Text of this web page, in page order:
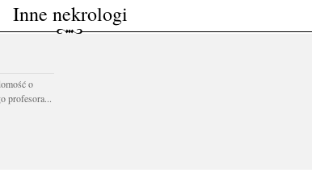
Inne nekrologi
o
profesora...